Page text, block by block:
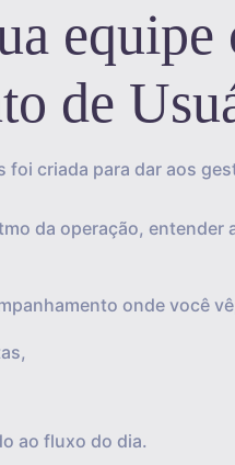
equipe
de
criada para dar aos
da operação,
onde você
ao fluxo do dia.